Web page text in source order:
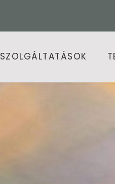
SZOLGÁLTATÁSOK